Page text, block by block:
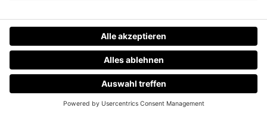
HOME RADIOS MENÜ
Empfang
90s90s App